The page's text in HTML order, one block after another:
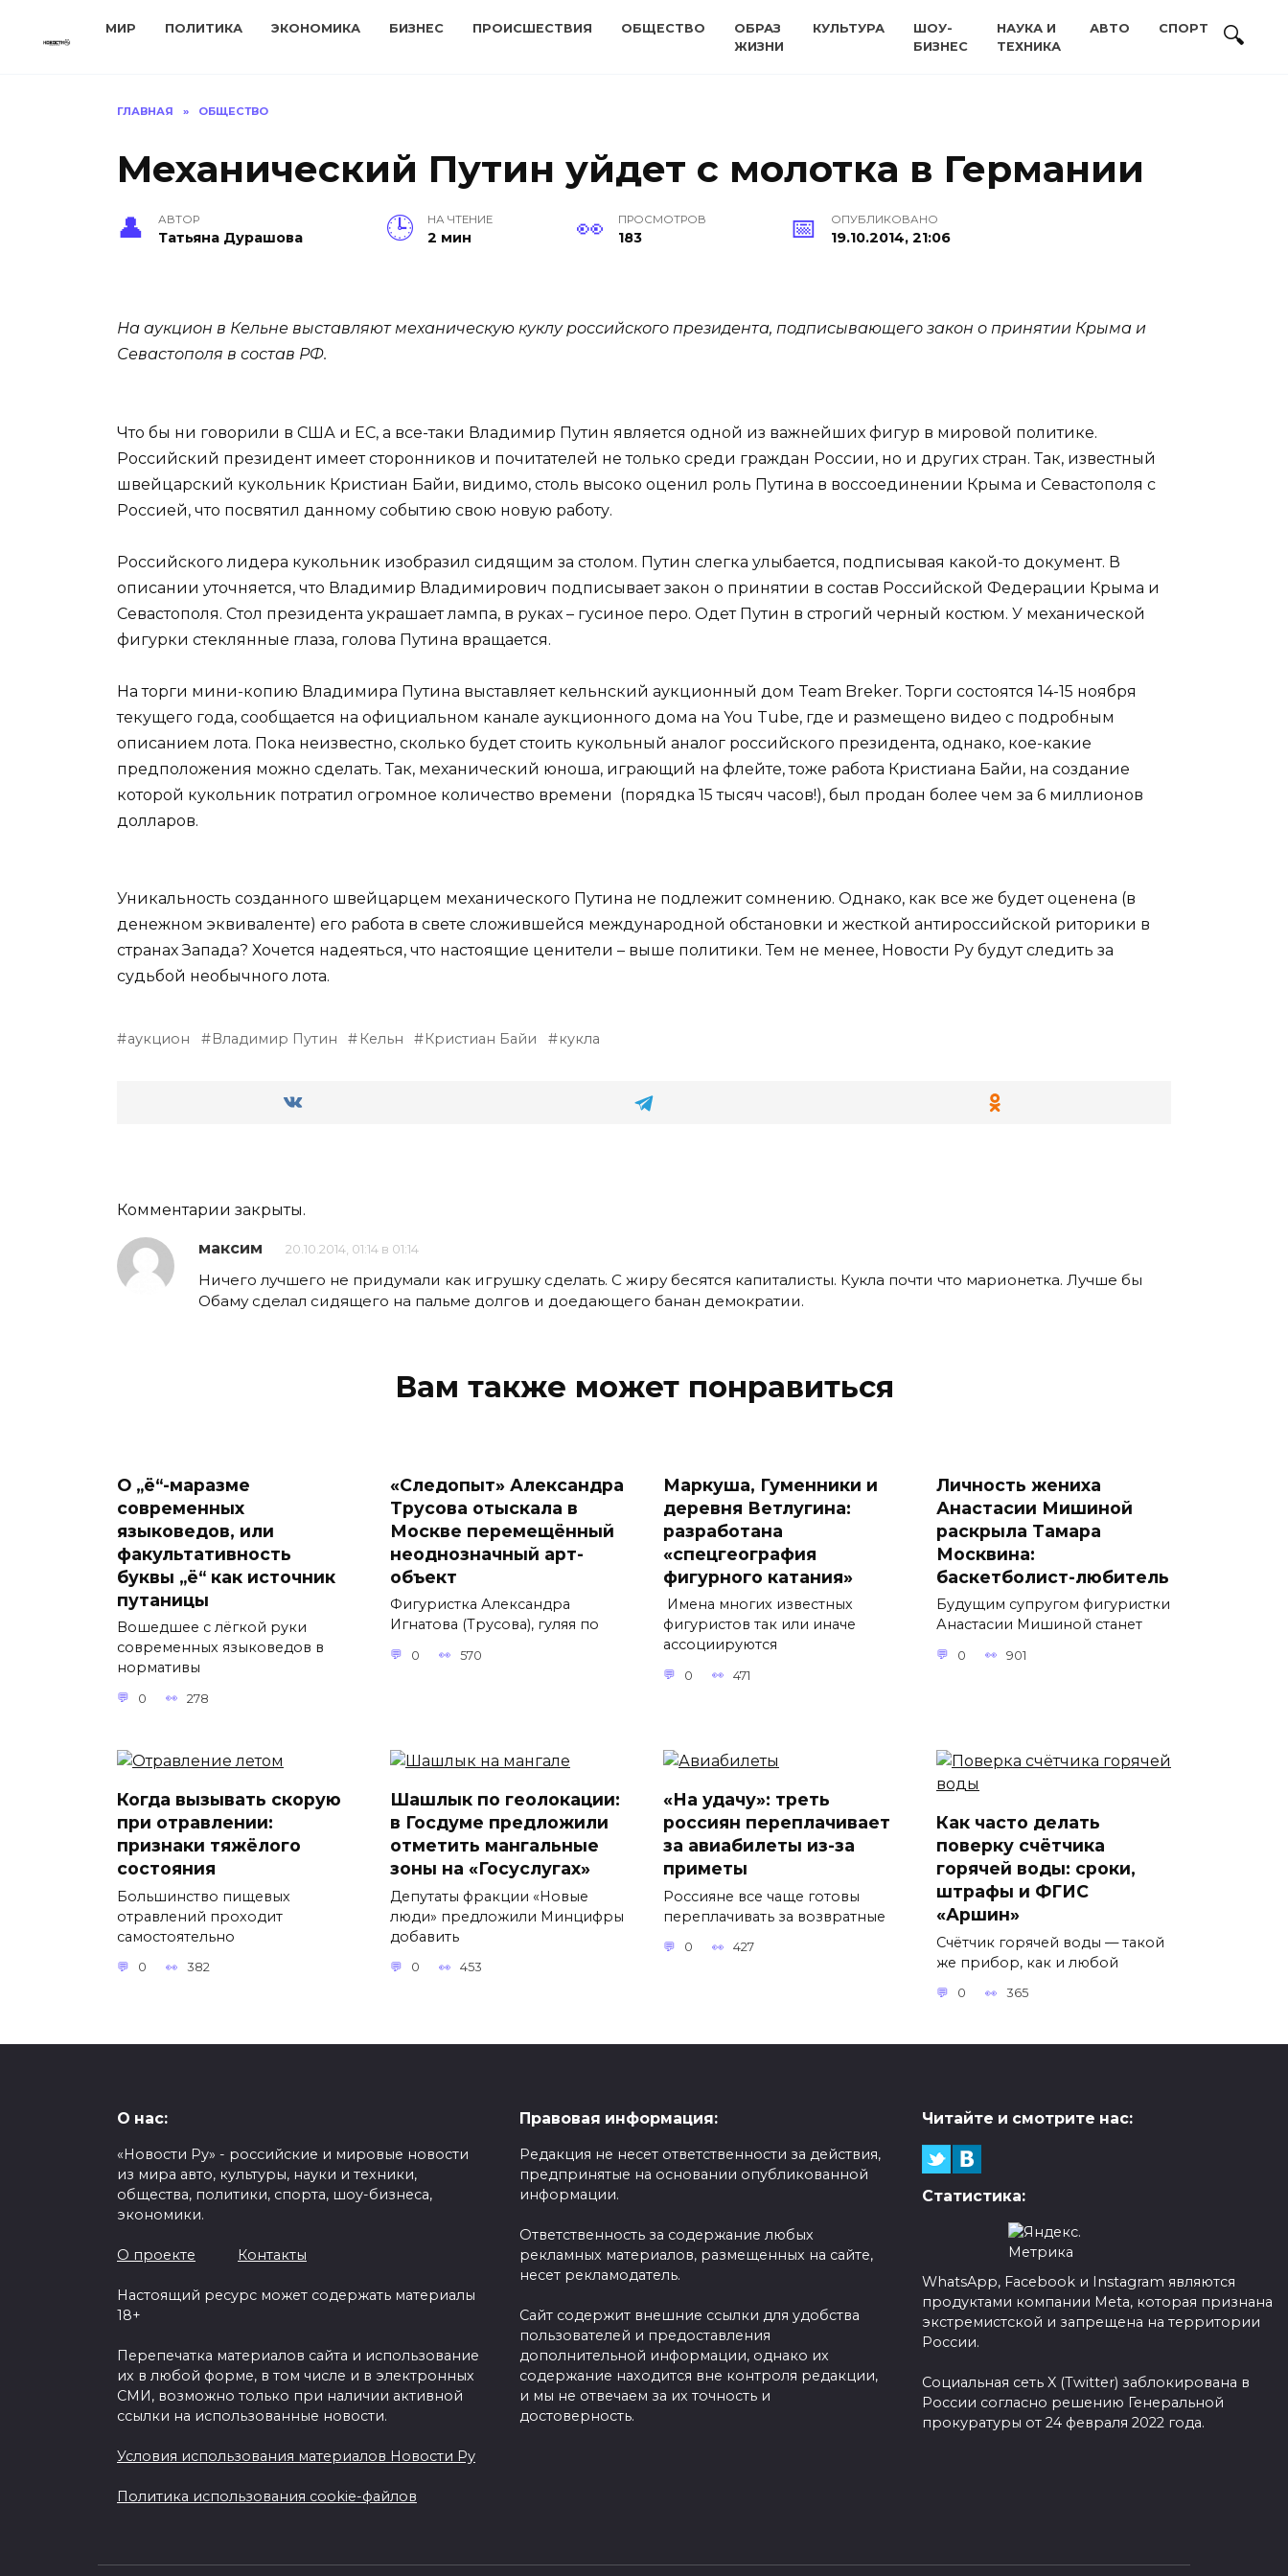
МИР ПОЛИТИКА ЭКОНОМИКА БИЗНЕС ПРОИСШЕСТВИЯ ОБЩЕСТВО
ОБРАЗ
ЖИЗНИ
КУЛЬТУРА
ШОУ-
БИЗНЕС
НАУКА И
ТЕХНИКА
АВТО СПОРТ
ГЛАВНАЯ » ОБЩЕСТВО
Механический Путин уйдет с молотка в Германии
АВТОР
Татьяна Дурашова
НА ЧТЕНИЕ
2 мин
ПРОСМОТРОВ
183
ОПУБЛИКОВАНО
19.10.2014, 21:06
На аукцион в Кельне выставляют механическую куклу российского президента, подписывающего закон о принятии Крыма и
Севастополя в состав РФ.
Что бы ни говорили в США и ЕС, а все-таки Владимир Путин является одной из важнейших фигур в мировой политике.
Российский президент имеет сторонников и почитателей не только среди граждан России, но и других стран. Так, известный
швейцарский кукольник Кристиан Байи, видимо, столь высоко оценил роль Путина в воссоединении Крыма и Севастополя с
Россией, что посвятил данному событию свою новую работу.
Российского лидера кукольник изобразил сидящим за столом. Путин слегка улыбается, подписывая какой-то документ. В
описании уточняется, что Владимир Владимирович подписывает закон о принятии в состав Российской Федерации Крыма и
Севастополя. Стол президента украшает лампа, в руках – гусиное перо. Одет Путин в строгий черный костюм. У механической
фигурки стеклянные глаза, голова Путина вращается.
На торги мини-копию Владимира Путина выставляет кельнский аукционный дом Team Breker. Торги состоятся 14-15 ноября
текущего года, сообщается на официальном канале аукционного дома на You Tube, где и размещено видео с подробным
описанием лота. Пока неизвестно, сколько будет стоить кукольный аналог российского президента, однако, кое-какие
предположения можно сделать. Так, механический юноша, играющий на флейте, тоже работа Кристиана Байи, на создание
которой кукольник потратил огромное количество времени (порядка 15 тысяч часов!), был продан более чем за 6 миллионов
долларов.
Уникальность созданного швейцарцем механического Путина не подлежит сомнению. Однако, как все же будет оценена (в
денежном эквиваленте) его работа в свете сложившейся международной обстановки и жесткой антироссийской риторики в
странах Запада? Хочется надеяться, что настоящие ценители – выше политики. Тем не менее, Новости Ру будут следить за
судьбой необычного лота.
аукцион Владимир Путин Кельн Кристиан Байи кукла
Комментарии закрыты.
максим 20.10.2014, 01:14 в 01:14
Ничего лучшего не придумали как игрушку сделать. С жиру бесятся капиталисты. Кукла почти что марионетка. Лучше бы
Обаму сделал сидящего на пальме долгов и доедающего банан демократии.
Вам также может понравиться
О „ё“-маразме
современных
языковедов, или
факультативность
буквы „ё“ как источник
путаницы
Вошедшее с лёгкой руки
современных языковедов в
нормативы
0 278
«Следопыт» Александра
Трусова отыскала в
Москве перемещённый
неоднозначный арт-
объект
Фигуристка Александра
Игнатова (Трусова), гуляя по
0 570
Маркуша, Гуменники и
деревня Ветлугина:
разработана
«спецгеография
фигурного катания»
Имена многих известных
фигуристов так или иначе
ассоциируются
0 471
Личность жениха
Анастасии Мишиной
раскрыла Тамара
Москвина:
баскетболист-любитель
Будущим супругом фигуристки
Анастасии Мишиной станет
0 901
Когда вызывать скорую
при отравлении:
признаки тяжёлого
состояния
Большинство пищевых
отравлений проходит
самостоятельно
0 382
Шашлык по геолокации:
в Госдуме предложили
отметить мангальные
зоны на «Госуслугах»
Депутаты фракции «Новые
люди» предложили Минцифры
добавить
0 453
«На удачу»: треть
россиян переплачивает
за авиабилеты из-за
приметы
Россияне все чаще готовы
переплачивать за возвратные
0 427
Как часто делать
поверку счётчика
горячей воды: сроки,
штрафы и ФГИС
«Аршин»
Счётчик горячей воды — такой
же прибор, как и любой
0 365
О нас:
«Новости Ру» - российские и мировые новости
из мира авто, культуры, науки и техники,
общества, политики, спорта, шоу-бизнеса,
экономики.
О проекте Контакты
Настоящий ресурс может содержать материалы
18+
Перепечатка материалов сайта и использование
их в любой форме, в том числе и в электронных
СМИ, возможно только при наличии активной
ссылки на использованные новости.
Условия использования материалов Новости Ру
Политика использования cookie-файлов
Правовая информация:
Редакция не несет ответственности за действия,
предпринятые на основании опубликованной
информации.
Ответственность за содержание любых
рекламных материалов, размещенных на сайте,
несет рекламодатель.
Сайт содержит внешние ссылки для удобства
пользователей и предоставления
дополнительной информации, однако их
содержание находится вне контроля редакции,
и мы не отвечаем за их точность и
достоверность.
Читайте и смотрите нас:
Статистика:
WhatsApp, Facebook и Instagram являются
продуктами компании Meta, которая признана
экстремистской и запрещена на территории
России.
Социальная сеть X (Twitter) заблокирована в
России согласно решению Генеральной
прокуратуры от 24 февраля 2022 года.